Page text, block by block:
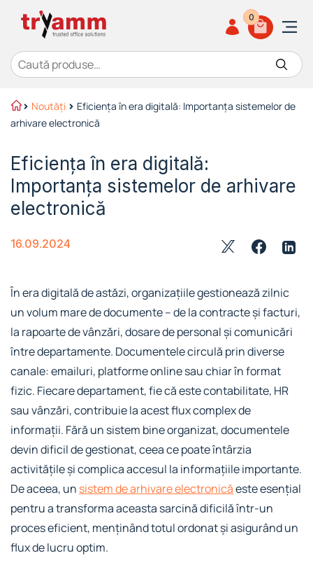
Caută după:
0
Noutăți
Eficiența în era digitală: Importanța sistemelor de
arhivare electronică
Eficiența în era digitală:
Importanța sistemelor de arhivare
electronică
16.09.2024
În era digitală de astăzi, organizațiile gestionează zilnic
un volum mare de documente – de la contracte și facturi,
la rapoarte de vânzări, dosare de personal și comunicări
între departamente. Documentele circulă prin diverse
canale: emailuri, platforme online sau chiar în format
fizic. Fiecare departament, fie că este contabilitate, HR
sau vânzări, contribuie la acest flux complex de
informații. Fără un sistem bine organizat, documentele
devin dificil de gestionat, ceea ce poate întârzia
activitățile și complica accesul la informațiile importante.
De aceea, un sistem de arhivare electronicăeste esențial
pentru a transforma aceasta sarcină dificilă într-un
proces eficient, menținând totul ordonat și asigurând un
flux de lucru optim.